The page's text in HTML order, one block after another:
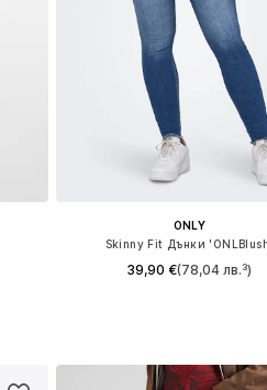
ONLY
Skinny Fit Дънки
39,90 €(78,04 лв.³)